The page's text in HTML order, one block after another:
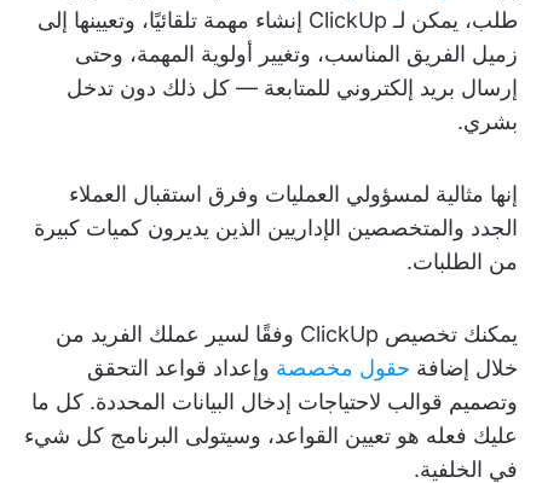
طلب، يمكن لـ ClickUp إنشاء مهمة تلقائيًا، وتعيينها إلى
زميل الفريق المناسب، وتغيير أولوية المهمة، وحتى
إرسال بريد إلكتروني للمتابعة — كل ذلك دون تدخل
بشري.
إنها مثالية لمسؤولي العمليات وفرق استقبال العملاء
الجدد والمتخصصين الإداريين الذين يديرون كميات كبيرة
من الطلبات.
يمكنك تخصيص ClickUp وفقًا لسير عملك الفريد من
خلال إضافة حقول مخصصة وإعداد قواعد التحقق
وتصميم قوالب لاحتياجات إدخال البيانات المحددة. كل ما
عليك فعله هو تعيين القواعد، وسيتولى البرنامج كل شيء
في الخلفية.